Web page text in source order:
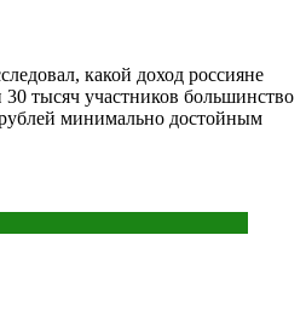
какой доход россияне
тысяч участников большинство
минимально достойным